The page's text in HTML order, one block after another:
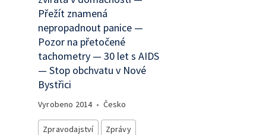
Přežít znamená
nepropadnout panice —
Pozor na přetočené
tachometry — 30 let s AIDS
— Stop obchvatu v Nové
Bystřici
Vyrobeno 2014• Česko
Zpravodajství Zprávy